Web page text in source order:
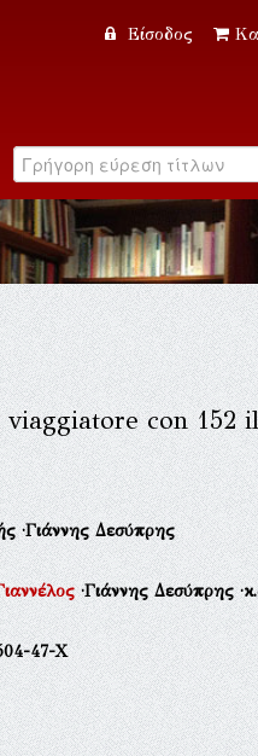
Είσοδος
con 152
·Γιάννης Δεσύπρης
·Γιάννης Δεσύπρης
47-Χ